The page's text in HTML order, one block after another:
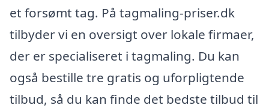
et forsømt tag. På tagmaling-priser.dk
tilbyder vi en oversigt over lokale firmaer,
der er specialiseret i tagmaling. Du kan
også bestille tre gratis og uforpligtende
tilbud, så du kan finde det bedste tilbud til